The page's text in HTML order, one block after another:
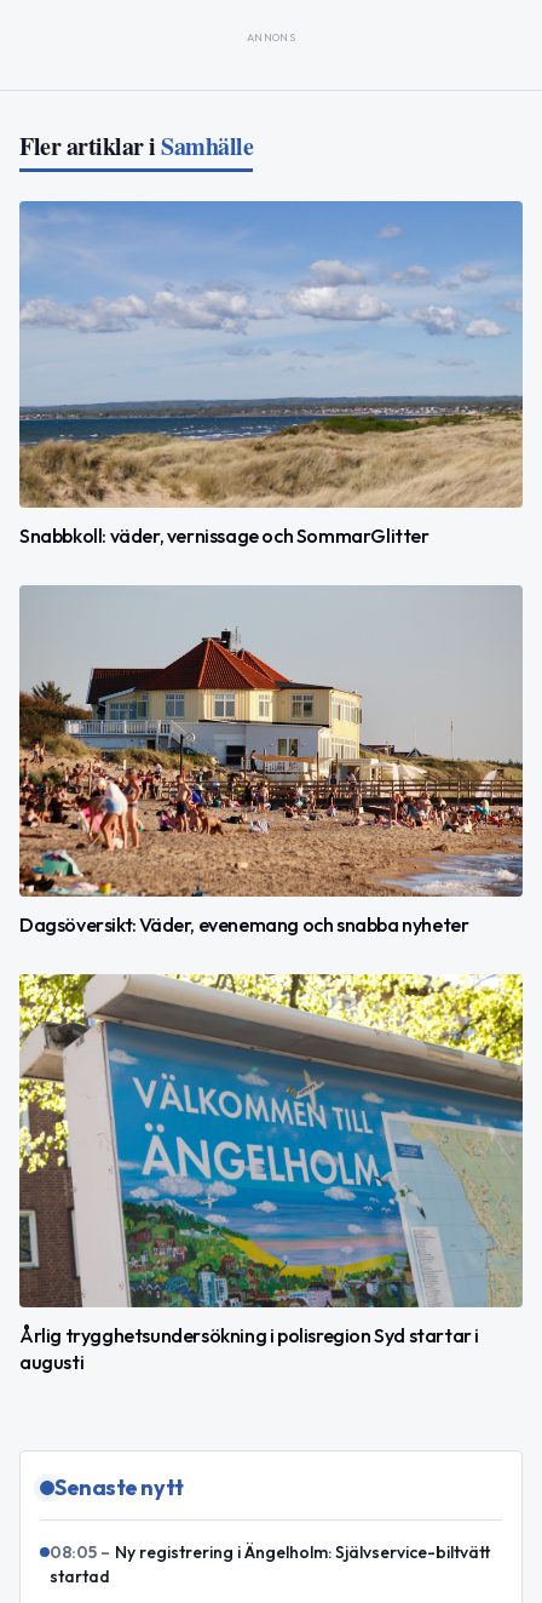
ANNONS
Fler artiklar iSamhälle
Snabbkoll: väder, vernissage och SommarGlitter
Dagsöversikt: Väder, evenemang och snabba nyheter
Årlig trygghetsundersökning i polisregion Syd startar i
augusti
Senaste nytt
08:05 – Ny registrering i Ängelholm: Självservice-biltvätt
startad